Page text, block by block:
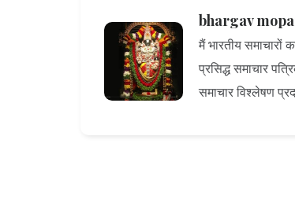
bhargav
मैं भारतीय
प्रसिद्ध समाचार
समाचार विश्लेषण